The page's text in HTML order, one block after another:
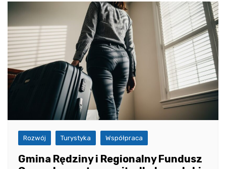
Rozwój Turystyka Współpraca
Gmina Rędziny i Regionalny Fundusz